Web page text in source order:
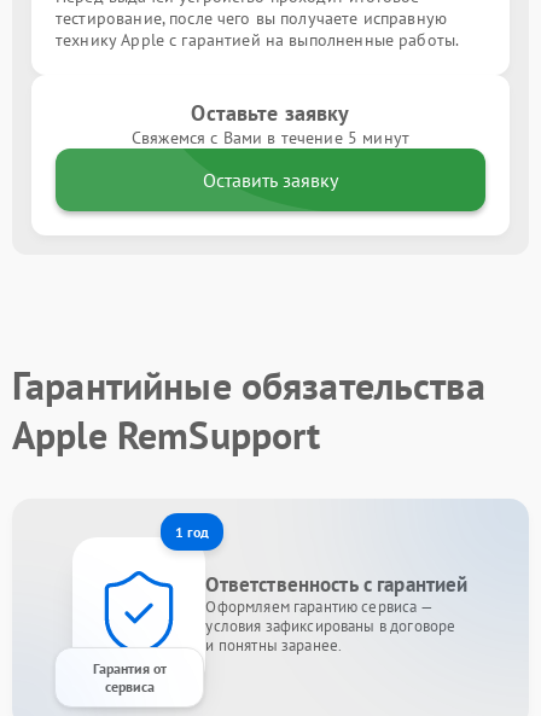
тестирование, после чего вы получаете исправную
технику Apple с гарантией на выполненные работы.
Оставьте заявку
Свяжемся с Вами в течение 5 минут
Оставить заявку
Гарантийные обязательства
Apple RemSupport
1 год
Гарантия от
сервиса
Ответственность с гарантией
Оформляем гарантию сервиса —
условия зафиксированы в договоре
и понятны заранее.